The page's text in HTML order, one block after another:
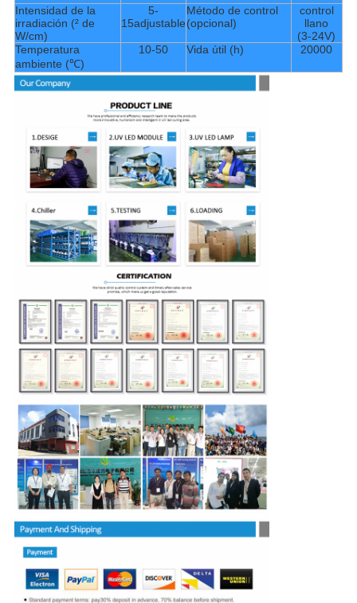
Intensidad de la
irradiación (² de
W/cm)
5-
15adjustable
Método de control
(opcional)
control
llano
(3-24V)
Temperatura
ambiente (℃)
10-50 Vida útil (h) 20000